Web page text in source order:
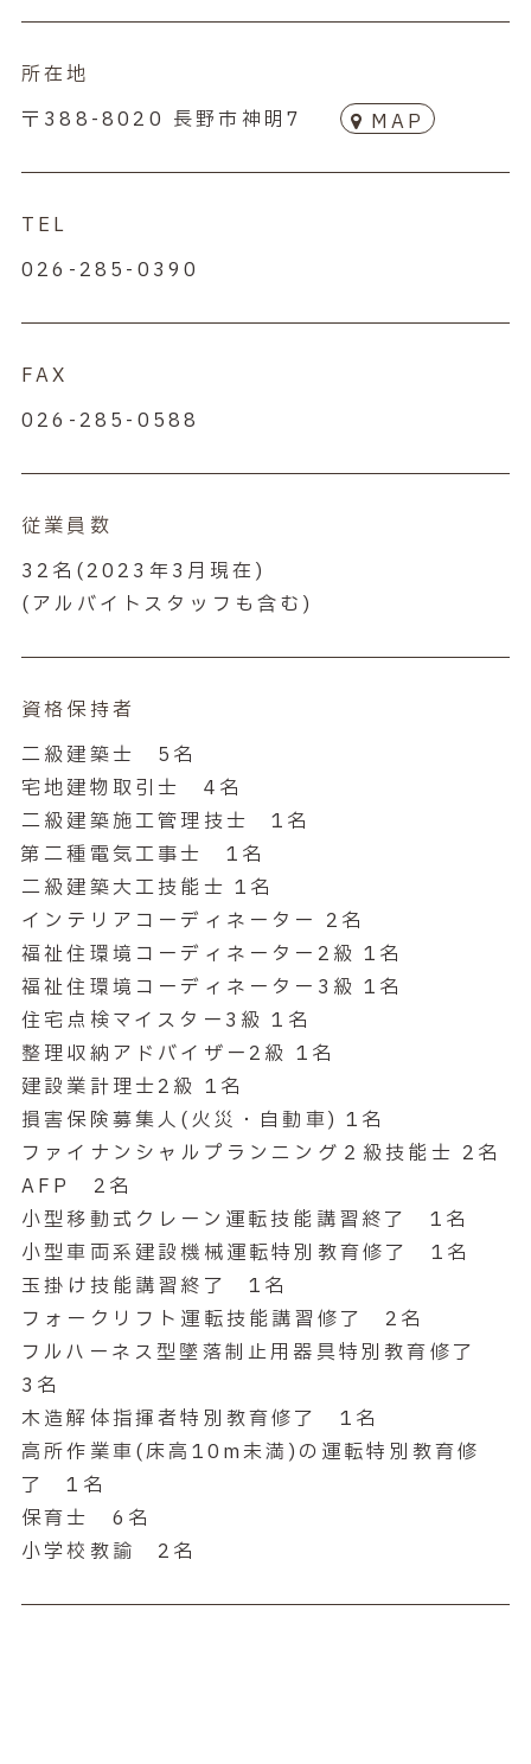
所在地
〒388-8020 長野市神明7
MAP
TEL
026-285-0390
FAX
026-285-0588
従業員数
32名(2023年3月現在)
(アルバイトスタッフも含む)
資格保持者
二級建築士 5名
宅地建物取引士 4名
二級建築施工管理技士 1名
第二種電気工事士 1名
二級建築大工技能士 1名
インテリアコーディネーター 2名
福祉住環境コーディネーター2級 1名
福祉住環境コーディネーター3級 1名
住宅点検マイスター3級 1名
整理収納アドバイザー2級 1名
建設業計理士2級 1名
損害保険募集人(火災・自動車) 1名
ファイナンシャルプランニング２級技能士 2名
AFP 2名
小型移動式クレーン運転技能講習終了 1名
小型車両系建設機械運転特別教育修了 1名
玉掛け技能講習終了 1名
フォークリフト運転技能講習修了 2名
フルハーネス型墜落制止用器具特別教育修了
3名
木造解体指揮者特別教育修了 1名
高所作業車(床高10m未満)の運転特別教育修
了 1名
保育士 6名
小学校教諭 2名